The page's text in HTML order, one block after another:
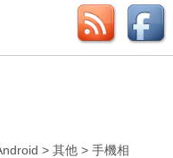
>其他 >手機相